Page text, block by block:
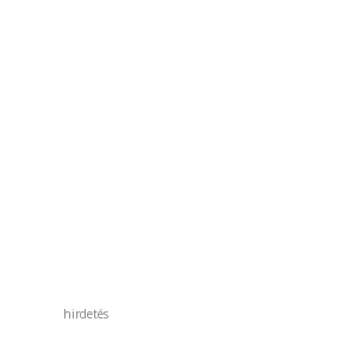
hirdetés